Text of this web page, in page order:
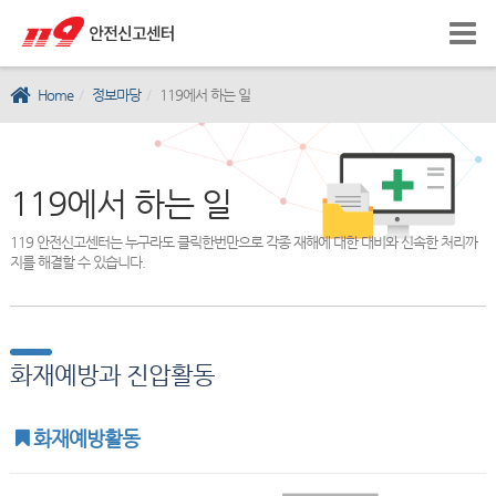
Home 정보마당 119에서 하는 일
119에서 하는 일
119 안전신고센터는 누구라도 클릭한번만으로 각종 재해에 대한 대비와 신속한 처리까
지를 해결할 수 있습니다.
화재예방과 진압활동
화재예방활동